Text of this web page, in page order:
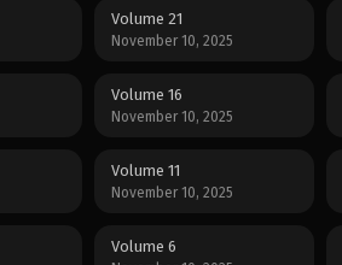
Volume 21
November 10, 2025
Volume 16
November 10, 2025
Volume 11
November 10, 2025
Volume 6